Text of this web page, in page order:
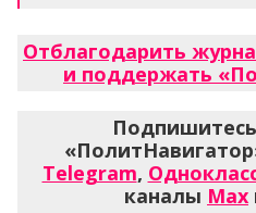
Отблагодарить
и поддержать
Telegram,
каналы Max